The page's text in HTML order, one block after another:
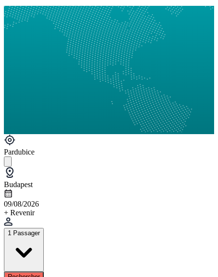
Pardubice
Budapest
09/08/2026
+ Revenir
1 Passager